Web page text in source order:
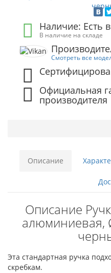
Наличие: Есть
В наличие на складе
Смотреть все
Официальная
производителя
Описание
Описание
алюминиевая,
Эта стандартная ручка
скребкам.